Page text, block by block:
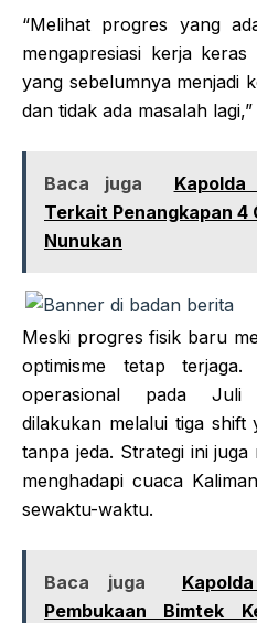
“Melihat progres yang
mengapresiasi kerja
yang sebelumnya menjadi
dan tidak ada masalah
Baca juga
Terkait Penangkapan 4
Nunukan
Meski progres fisik baru
optimisme tetap
operasional pada Juli
dilakukan melalui tiga
tanpa jeda. Strategi ini
menghadapi cuaca
sewaktu-waktu.
Baca juga
Pembukaan Bimtek